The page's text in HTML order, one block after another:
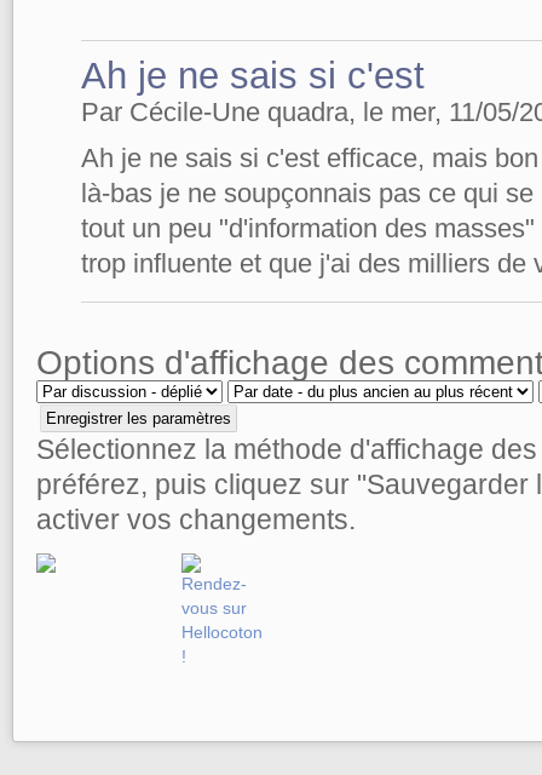
Ah je ne sais si c'est
Par Cécile-Une quadra, le mer, 11/05/
Ah je ne sais si c'est efficace, mais
là-bas je ne soupçonnais pas ce qui
tout un peu "d'information des
trop influente et que j'ai des milliers de
Options d'affichage des
Sélectionnez la méthode d'affichage
préférez, puis cliquez sur "Sauvegarder
activer vos changements.